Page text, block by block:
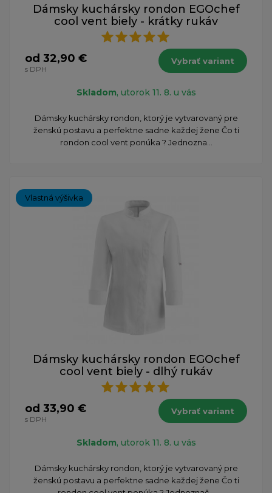
Dámsky kuchársky rondon EGOchef
cool vent biely - krátky rukáv
od 32,90 €
s DPH
Vybrať variant
Skladom, utorok 11. 8. u vás
Dámsky kuchársky rondon, ktorý je vytvarovaný pre
ženskú postavu a perfektne sadne každej žene Čo ti
rondon cool vent ponúka ? Jednozna...
Vlastná výšivka
Dámsky kuchársky rondon EGOchef
cool vent biely - dlhý rukáv
od 33,90 €
s DPH
Vybrať variant
Skladom, utorok 11. 8. u vás
Dámsky kuchársky rondon, ktorý je vytvarovaný pre
ženskú postavu a perfektne sadne každej žene Čo ti